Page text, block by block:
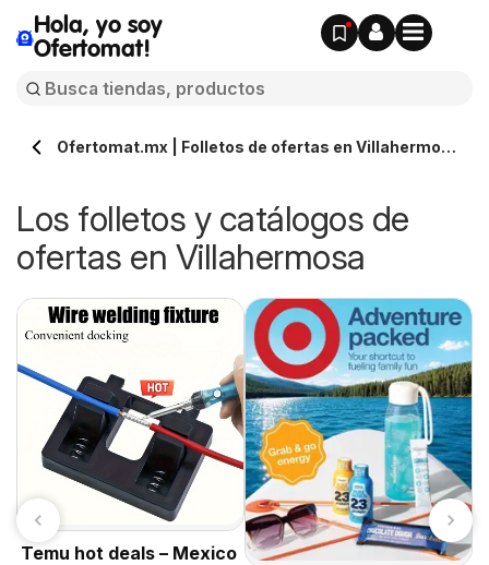
Hola, yo soy
Ofertomat!
Ofertomat.mx | Folletos de ofertas en Villahermosa
Los folletos y catálogos de
ofertas en Villahermosa
Temu hot deals – Mexico